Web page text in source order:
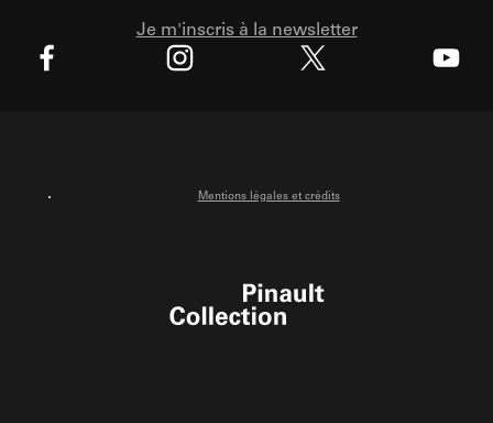
Je m'inscris à la newsletter
Mentions légales et crédits